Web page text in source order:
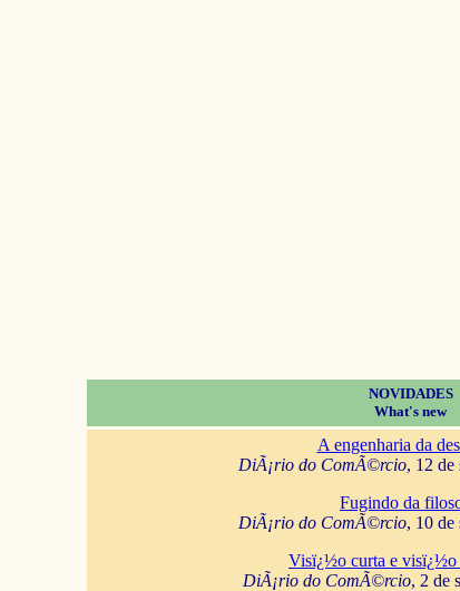
NOVIDADES
What's new
A engenharia da
DiÃ¡rio do ComÃ©rcio, 12 de
Fugindo da
DiÃ¡rio do ComÃ©rcio, 10 de
Visï¿½o curta e visï¿½o
DiÃ¡rio do ComÃ©rcio, 2 de